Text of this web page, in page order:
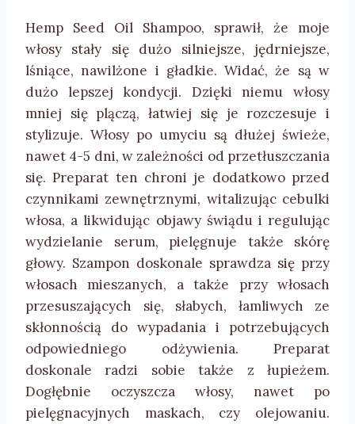
Hemp Seed Oil Shampoo, sprawił, że moje
włosy stały się dużo silniejsze, jędrniejsze,
lśniące, nawilżone i gładkie. Widać, że są w
dużo lepszej kondycji. Dzięki niemu włosy
mniej się plączą, łatwiej się je rozczesuje i
stylizuje. Włosy po umyciu są dłużej świeże,
nawet 4-5 dni, w zależności od przetłuszczania
się. Preparat ten chroni je dodatkowo przed
czynnikami zewnętrznymi, witalizując cebulki
włosa, a likwidując objawy świądu i regulując
wydzielanie serum, pielęgnuje także skórę
głowy. Szampon doskonale sprawdza się przy
włosach mieszanych, a także przy włosach
przesuszających się, słabych, łamliwych ze
skłonnością do wypadania i potrzebujących
odpowiedniego odżywienia. Preparat
doskonale radzi sobie także z łupieżem.
Dogłębnie oczyszcza włosy, nawet po
pielęgnacyjnych maskach, czy olejowaniu.